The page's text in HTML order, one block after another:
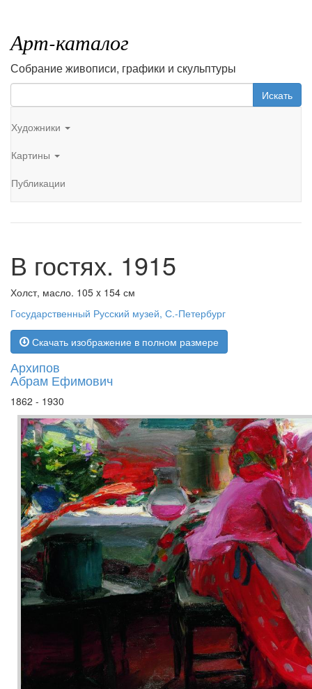
Арт-каталог
Собрание живописи, графики и скульптуры
Искать
Художники
Картины
Публикации
В гостях. 1915
Холст, масло. 105 x 154 см
Государственный Русский музей, С.-Петербург
Скачать изображение в полном размере
Архипов
Абрам Ефимович
1862 - 1930